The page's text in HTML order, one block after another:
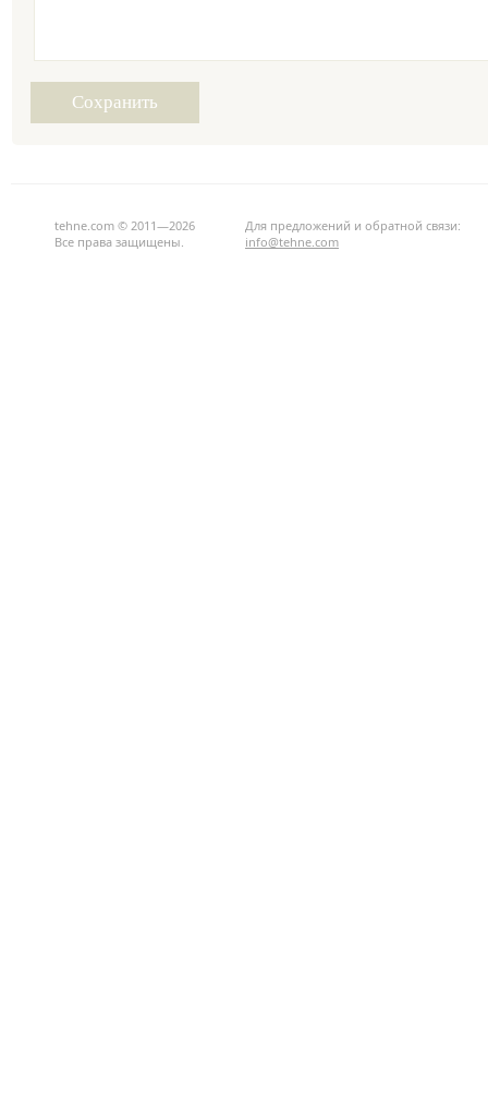
tehne.com © 2011—2026
Все права защищены.
Для предложений и обратной связи:
info@tehne.com